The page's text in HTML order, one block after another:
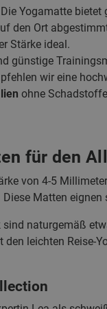
Yogamatte bietet
den Ort
Stärke ideal.
günstige
wir eine
ohne
für den
von 4-5
Matten
naturgemäß
leichten Reise-